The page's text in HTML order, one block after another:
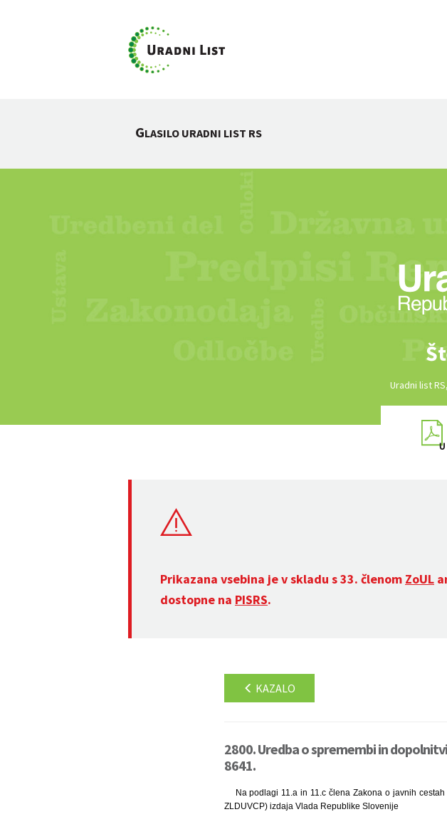
GLASILO URADNI LIST RS
Uradni list
Prikazana vsebina je v skladu s 33. členom ZoUL
dostopne na PISRS.
KAZALO
2800. Uredba o spremembi in
8641.
Na podlagi 11.a in 11.c člena Zakona o javnih
ZLDUVCP) izdaja Vlada Republike Slovenije